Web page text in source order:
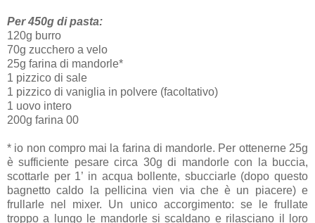
Per 450g di pasta:
120g burro
70g zucchero a velo
25g farina di mandorle*
1 pizzico di sale
1 pizzico di vaniglia in polvere (facoltativo)
1 uovo intero
200g farina 00
* io non compro mai la farina di mandorle. Per ottenerne 25g
è sufficiente pesare circa 30g di mandorle con la buccia,
scottarle per 1’ in acqua bollente, sbucciarle (dopo questo
bagnetto caldo la pellicina vien via che è un piacere) e
frullarle nel mixer. Un unico accorgimento: se le frullate
troppo a lungo le mandorle si scaldano e rilasciano il loro